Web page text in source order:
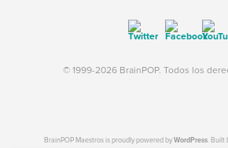
© 1999-2026 BrainPOP. Todos los
BrainPOP Maestros is proudly powered byWordPress. Built